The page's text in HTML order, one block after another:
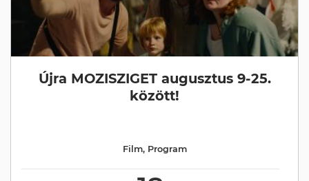
Újra MOZISZIGET augusztus 9-25.
között!
Film, Program